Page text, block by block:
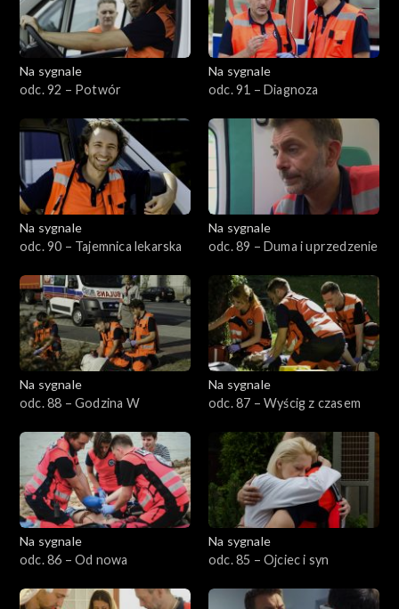
Na sygnale
odc. 92 – Potwór
Na sygnale
odc. 91 – Diagnoza
Na sygnale
odc. 90 – Tajemnica lekarska
Na sygnale
odc. 89 – Duma i uprzedzenie
Na sygnale
odc. 88 – Godzina W
Na sygnale
odc. 87 – Wyścig z czasem
Na sygnale
odc. 86 – Od nowa
Na sygnale
odc. 85 – Ojciec i syn